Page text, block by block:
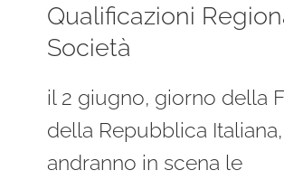
Qualificazioni
Società
il 2 giugno, giorno della
della Repubblica Italiana,
andranno in scena le